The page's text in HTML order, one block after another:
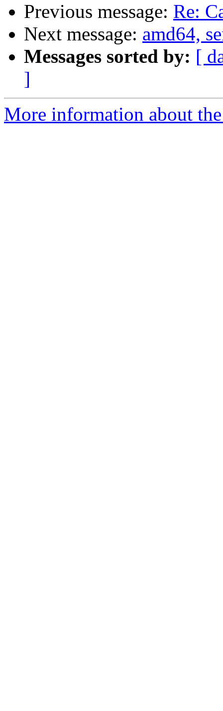
Previous message: Re:
Next message: amd64,
Messages sorted by: [
]
More information about